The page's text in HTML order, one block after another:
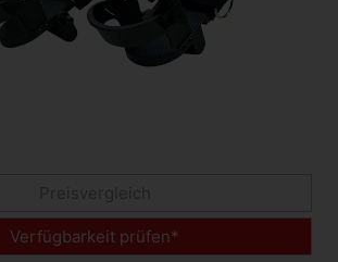
Verfügbarkeit prüfen*